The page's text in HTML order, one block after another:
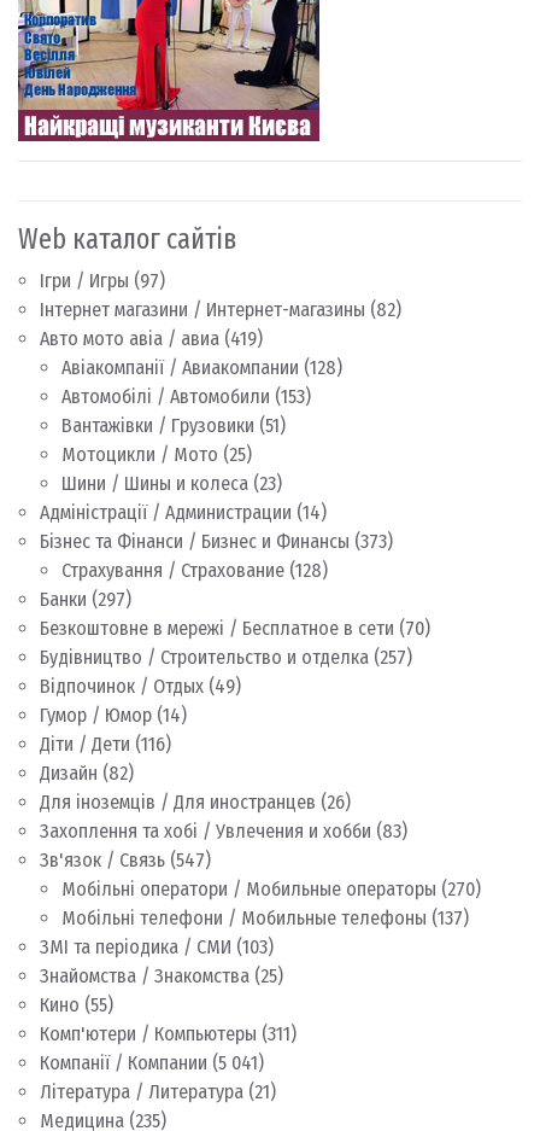
Web каталог сайтів
Ігри / Игры (97)
Інтернет магазини / Интернет-магазины (82)
Авто мото авіа / авиа (419)
Авіакомпанії / Авиакомпании (128)
Автомобілі / Автомобили (153)
Вантажівки / Грузовики (51)
Мотоцикли / Мото (25)
Шини / Шины и колеса (23)
Адміністрації / Администрации (14)
Бізнес та Фінанси / Бизнес и Финансы (373)
Страхування / Страхование (128)
Банки (297)
Безкоштовне в мережі / Бесплатное в сети (70)
Будівництво / Строительство и отделка (257)
Відпочинок / Отдых (49)
Гумор / Юмор (14)
Діти / Дети (116)
Дизайн (82)
Для іноземців / Для иностранцев (26)
Захоплення та хобі / Увлечения и хобби (83)
Зв'язок / Связь (547)
Мобільні оператори / Мобильные операторы (270)
Мобільні телефони / Мобильные телефоны (137)
ЗМІ та періодика / СМИ (103)
Знайомства / Знакомства (25)
Кино (55)
Комп'ютери / Компьютеры (311)
Компанії / Компании (5 041)
Література / Литература (21)
Медицина (235)